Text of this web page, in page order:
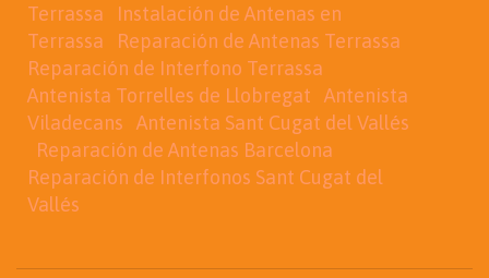
Terrassa
Instalación de Antenas en
Terrassa
Reparación de Antenas Terrassa
Reparación de Interfono Terrassa
Antenista Torrelles de Llobregat
Antenista
Viladecans
Antenista Sant Cugat del Vallés
Reparación de Antenas Barcelona
Reparación de Interfonos Sant Cugat del
Vallés